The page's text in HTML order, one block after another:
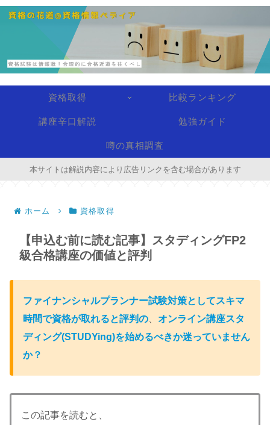
資格取得 比較ランキング
講座辛口解説 勉強ガイド
噂の真相調査
本サイトは解説内容により広告リンクを含む場合があります
ホーム 資格取得
【申込む前に読む記事】スタディングFP2
級合格講座の価値と評判
ファイナンシャルプランナー試験対策としてスキマ
時間で資格が取れると評判の
オンライン講座スタ
ディング(STUDYing)を始めるべきか迷っていません
か？
この記事を読むと、